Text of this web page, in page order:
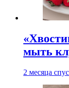
мыть
2 месяца